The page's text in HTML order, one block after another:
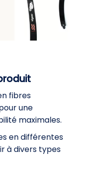
fibres
une
maximales.
en différentes
à divers types